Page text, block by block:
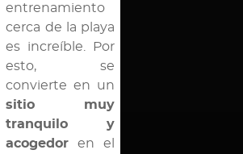
entrenamiento
cerca de la playa
es increíble. Por
esto, se
convierte en un
sitio muy
tranquilo y
acogedor en el